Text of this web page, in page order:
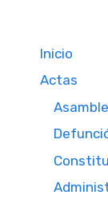
Inicio
Actas